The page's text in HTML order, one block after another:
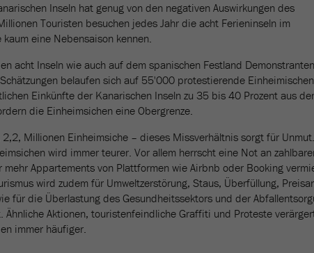
Inseln hat genug von den negativen Auswirkungen des
Touristen besuchen jedes Jahr die acht Ferieninseln im
eine Nebensaison kennen.
acht Inseln wie auch auf dem spanischen Festland
belaufen sich auf 55'000 protestierende
Einkünfte der Kanarischen Inseln zu 35 bis 40 Prozent aus
die Einheimsichen eine Obergrenze.
Millionen Einheimsiche – dieses Missverhältnis sorgt für
wird immer teurer. Vor allem herrscht eine Not an
mehr Appartements von Plattformen wie Airbnb oder Booking
wird zudem für Umweltzerstörung, Staus, Überfüllung,
für die Überlastung des Gesundheitssektors und der
Ähnliche Aktionen, touristenfeindliche Graffiti und Proteste
immer häufiger.